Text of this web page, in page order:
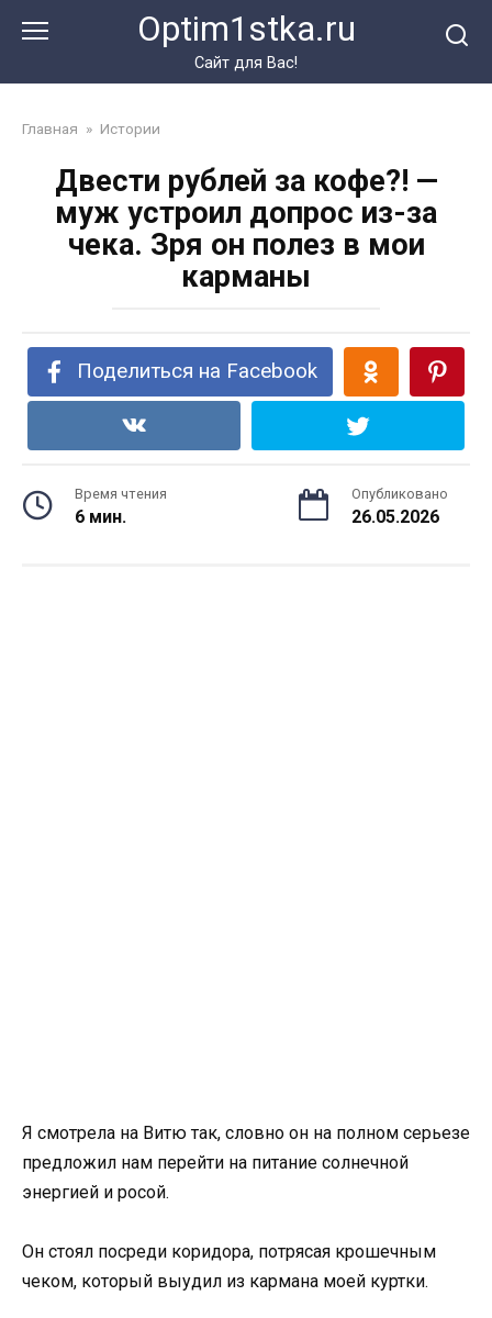
Optim1stka.ru
Сайт для Вас!
Главная » Истории
Двести рублей за кофе?! —
муж устроил допрос из-за
чека. Зря он полез в мои
карманы
Поделиться на Facebook
Время чтения
6 мин.
Опубликовано
26.05.2026
Я смотрела на Витю так, словно он на полном серьезе
предложил нам перейти на питание солнечной
энергией и росой.
Он стоял посреди коридора, потрясая крошечным
чеком, который выудил из кармана моей куртки.